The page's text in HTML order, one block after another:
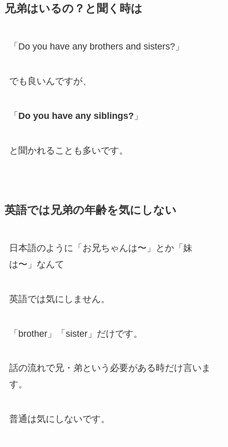
兄弟はいるの？と聞く時は
「Do you have any brothers and sisters?」
でも良いんですが、
「 Do you have any siblings? 」
と聞かれることも多いです。
英語では兄弟の年齢を気にしない
日本語のように「お兄ちゃんは〜」とか「妹
は〜」なんて
英語では気にしません。
「brother」「sister」だけです。
話の流れで兄・弟という必要がある時だけ言いま
す。
普通は気にしないです。